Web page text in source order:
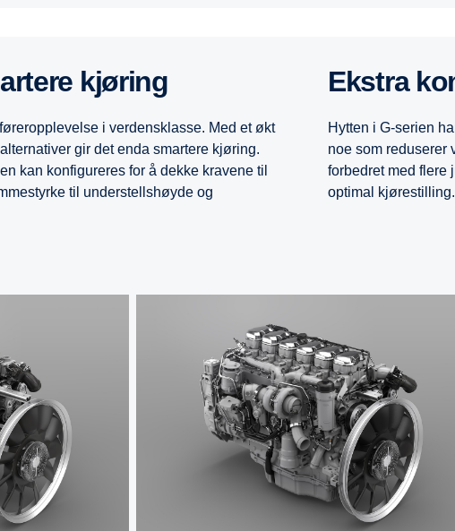
kjøring
i verdensklasse. Med et økt
gir det enda smartere kjøring.
kan konfigureres for å dekke kravene til
til understellshøyde og
Ekstra
Hytten i G-serien
noe som reduserer
forbedret med flere
optimal kjørestilling.